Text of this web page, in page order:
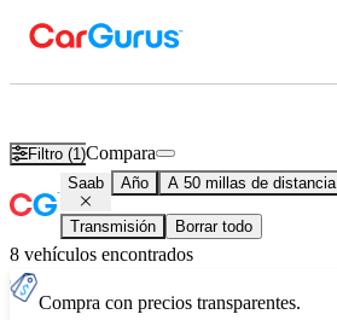
Filtro (1)Compara
Saab Año A 50 millas de distancia
Transmisión Borrar todo
8 vehículos encontrados
Compra con precios transparentes.